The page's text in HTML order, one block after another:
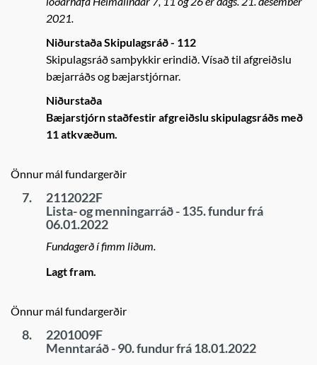
2021.
Niðurstaða Skipulagsráð - 112
Skipulagsráð samþykkir erindið. Vísað til afgreiðslu
bæjarráðs og bæjarstjórnar.
Niðurstaða
Bæjarstjórn staðfestir afgreiðslu skipulagsráðs með
11 atkvæðum.
Önnur mál fundargerðir
7.
2112022F
Lista- og menningarráð - 135. fundur frá
06.01.2022
Fundagerð í fimm liðum.
Lagt fram.
Önnur mál fundargerðir
8.
2201009F
Menntaráð - 90. fundur frá 18.01.2022